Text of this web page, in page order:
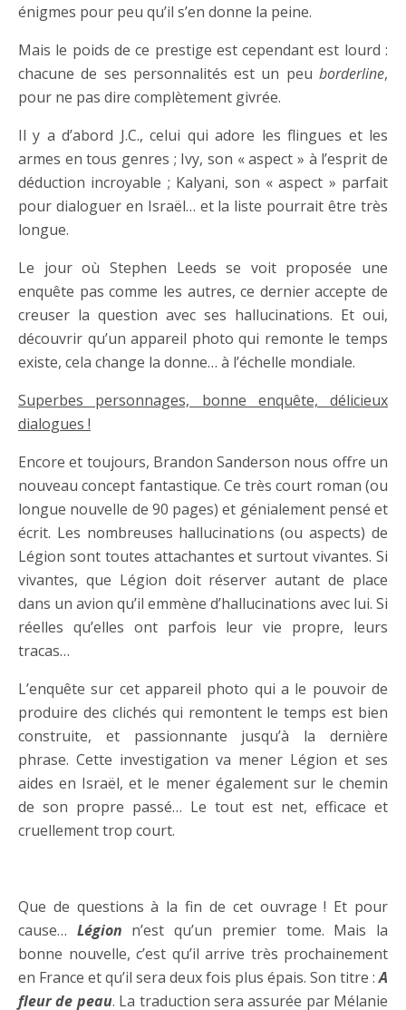
énigmes pour peu qu’il s’en donne la peine.
Mais le poids de ce prestige est cependant est lourd :
chacune de ses personnalités est un peu borderline,
pour ne pas dire complètement givrée.
Il y a d’abord J.C., celui qui adore les flingues et les
armes en tous genres ; Ivy, son « aspect » à l’esprit de
déduction incroyable ; Kalyani, son « aspect » parfait
pour dialoguer en Israël… et la liste pourrait être très
longue.
Le jour où Stephen Leeds se voit proposée une
enquête pas comme les autres, ce dernier accepte de
creuser la question avec ses hallucinations. Et oui,
découvrir qu’un appareil photo qui remonte le temps
existe, cela change la donne… à l’échelle mondiale.
Superbes personnages, bonne enquête, délicieux
dialogues !
Encore et toujours, Brandon Sanderson nous offre un
nouveau concept fantastique. Ce très court roman (ou
longue nouvelle de 90 pages) et génialement pensé et
écrit. Les nombreuses hallucinations (ou aspects) de
Légion sont toutes attachantes et surtout vivantes. Si
vivantes, que Légion doit réserver autant de place
dans un avion qu’il emmène d’hallucinations avec lui. Si
réelles qu’elles ont parfois leur vie propre, leurs
tracas…
L’enquête sur cet appareil photo qui a le pouvoir de
produire des clichés qui remontent le temps est bien
construite, et passionnante jusqu’à la dernière
phrase. Cette investigation va mener Légion et ses
aides en Israël, et le mener également sur le chemin
de son propre passé… Le tout est net, efficace et
cruellement trop court.
Que de questions à la fin de cet ouvrage ! Et pour
cause… Légion n’est qu’un premier tome. Mais la
bonne nouvelle, c’est qu’il arrive très prochainement
en France et qu’il sera deux fois plus épais. Son titre :A
fleur de peau. La traduction sera assurée par Mélanie